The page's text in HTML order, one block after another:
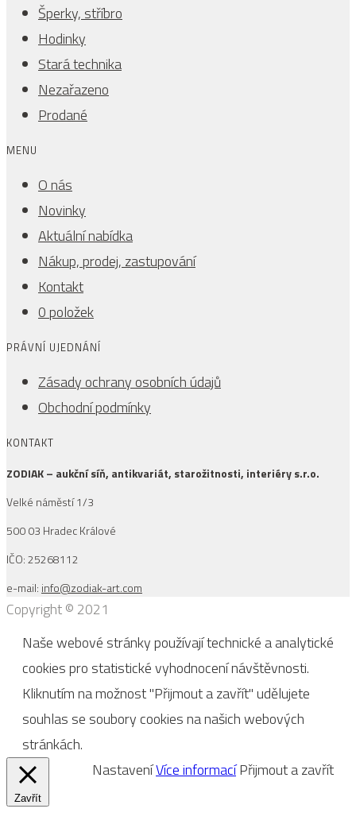
Šperky, stříbro
Hodinky
Stará technika
Nezařazeno
Prodané
MENU
O nás
Novinky
Aktuální nabídka
Nákup, prodej, zastupování
Kontakt
0 položek
PRÁVNÍ UJEDNÁNÍ
Zásady ochrany osobních údajů
Obchodní podmínky
KONTAKT
ZODIAK – aukční síň, antikvariát, starožitnosti, interiéry s.r.o.
Velké náměstí 1/3
500 03 Hradec Králové
IČO: 25268112
e-mail: info@zodiak-art.com
Copyright © 2021
Naše webové stránky používají technické a analytické
cookies pro statistické vyhodnocení návštěvnosti.
Kliknutím na možnost "Přijmout a zavřít" udělujete
souhlas se soubory cookies na našich webových
stránkách.
NastaveníVíce informacíPřijmout a zavřít
Zavřít